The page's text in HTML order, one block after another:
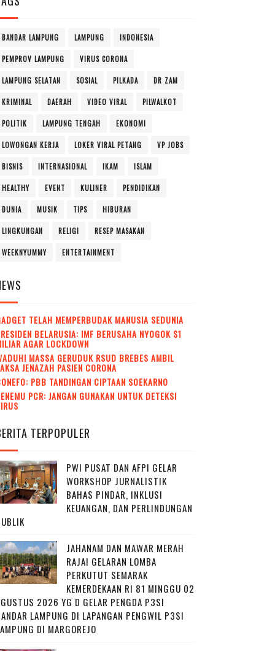
BANDAR LAMPUNG LAMPUNG INDONESIA
PEMPROV LAMPUNG VIRUS CORONA
LAMPUNG SELATAN SOSIAL PILKADA DR ZAM
KRIMINAL DAERAH VIDEO VIRAL PILWALKOT
POLITIK LAMPUNG TENGAH EKONOMI
LOWONGAN KERJA LOKER VIRAL PETANG VP JOBS
BISNIS INTERNASIONAL IKAM ISLAM
HEALTHY EVENT KULINER PENDIDIKAN
DUNIA MUSIK TIPS HIBURAN
LINGKUNGAN RELIGI RESEP MASAKAN
WEEKNYUMMY ENTERTAINMENT
TELAH MEMPERBUDAK MANUSIA SEDUNIA
BELARUSIA: IMF BERUSAHA NYOGOK $1
AGAR LOCKDOWN
MASSA GERUDUK RSUD BREBES AMBIL
JENAZAH PASIEN CORONA
PBB TANDINGAN CIPTAAN SOEKARNO
PCR: JANGAN GUNAKAN UNTUK DETEKSI
TERPOPULER
PWI PUSAT DAN AFPI GELAR
WORKSHOP JURNALISTIK
BAHAS PINDAR, INKLUSI
KEUANGAN, DAN PERLINDUNGAN
JAHANAM DAN MAWAR MERAH
RAJAI GELARAN LOMBA
PERKUTUT SEMARAK
KEMERDEKAAN RI 81 MINGGU 02
2026 YG D GELAR PENGDA P3SI
LAMPUNG DI LAPANGAN PENGWIL P3SI
DI MARGOREJO